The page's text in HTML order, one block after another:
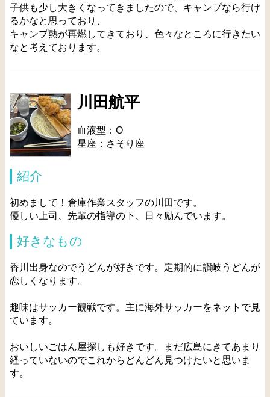
子供も少し大きくなってきましたので、キャンプなら行け
るかなと思っており、
キャンプ熱が再燃してきており、色々なところに行きたい
なと考えております。
川田航平
血液型：O
星座：さそり座
紹介
初めまして！倉庫作業スタッフの川田です。
優しい上司、先輩の指導の下、日々励んでいます。
好きなもの
香川出身なのでうどんが好きです。定期的に讃岐うどんが
恋しくなります。
趣味はサッカー観戦です。主に海外サッカーをネットで見
ています。
おいしいごはん屋探しも好きです。まだ広島にきてあまり
経っていないのでこれからどんどん見つけたいと思いま
す。